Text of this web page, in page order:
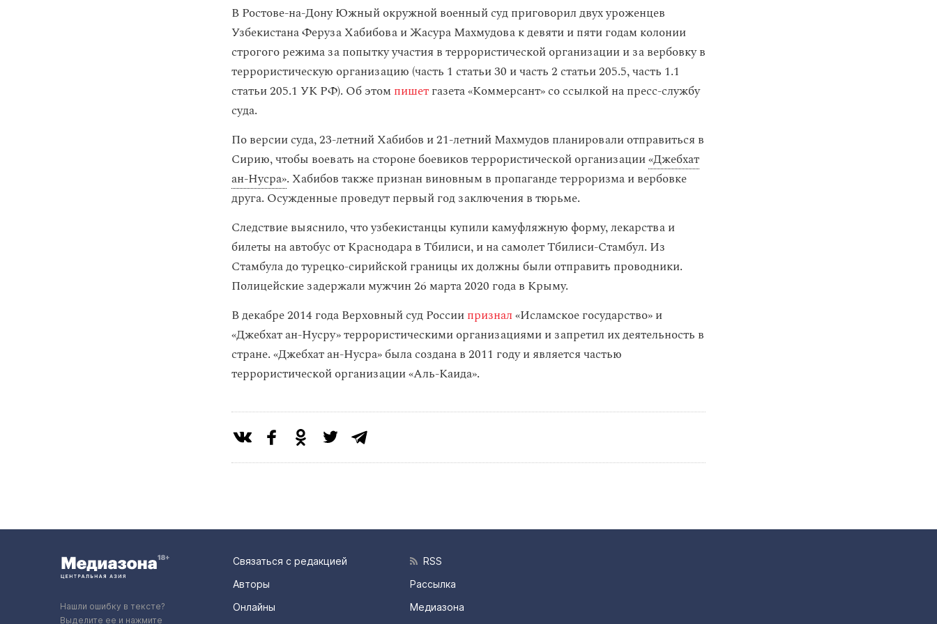
В Ростове-на-Дону Южный окружной военный суд приговорил двух уроженцев
Узбекистана Феруза Хабибова и Жасура Махмудова к девяти и пяти годам колонии
строгого режима за попытку участия в террористической организации и за вербовку в
террористическую организацию (часть 1 статьи 30 и часть 2 статьи 205.5, часть 1.1
статьи 205.1 УК РФ). Об этом пишетгазета «Коммерсант» со ссылкой на пресс-службу
суда.
По версии суда, 23-летний Хабибов и 21-летний Махмудов планировали отправиться в
Сирию, чтобы воевать на стороне боевиков террористической организации«Джебхат
ан-Нусра». Хабибов также признан виновным в пропаганде терроризма и вербовке
друга. Осужденные проведут первый год заключения в тюрьме.
Следствие выяснило, что узбекистанцы купили камуфляжную форму, лекарства и
билеты на автобус от Краснодара в Тбилиси, и на самолет Тбилиси-Стамбул. Из
Стамбула до турецко-сирийской границы их должны были отправить проводники.
Полицейские задержали мужчин 26 марта 2020 года в Крыму.
В декабре 2014 года Верховный суд Россиипризнал«Исламское государство» и
«Джебхат ан-Нусру» террористическими организациями и запретил их деятельность в
стране. «Джебхат ан-Нусра» была создана в 2011 году и является частью
террористической организации «Аль-Каида».
Нашли ошибку в тексте?
Выделите ее и нажмите
Связаться с редакцией
Авторы
Онлайны
RSS
Рассылка
Медиазона